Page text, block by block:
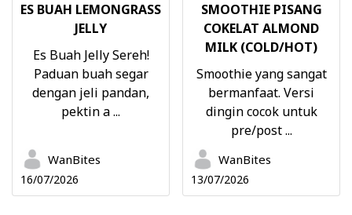
ES BUAH LEMONGRASS
JELLY
Es Buah Jelly Sereh!
Paduan buah segar
dengan jeli pandan,
pektin a ...
WanBites
16/07/2026
SMOOTHIE PISANG
COKELAT ALMOND
MILK (COLD/HOT)
Smoothie yang sangat
bermanfaat. Versi
dingin cocok untuk
pre/post ...
WanBites
13/07/2026